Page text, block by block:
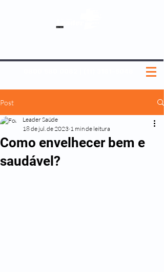
Post
Como envelhecer bem e
saudável?
Leader Saúde
18 de jul. de 2023 1 min de leitura